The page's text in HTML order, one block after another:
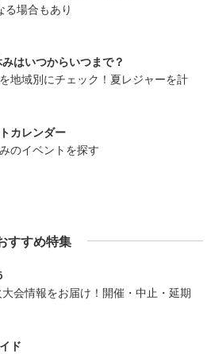
る場合もあり
はいつからいつまで？
地域別にチェック！夏レジャーを計
カレンダー
のイベントを探す
すすめ特集
会情報をお届け！開催・中止・延期
ド